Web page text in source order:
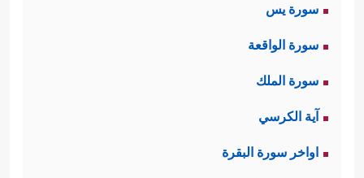
سورة يس
سورة الواقعة
سورة الملك
آية الكرسي
اواخر سورة البقرة